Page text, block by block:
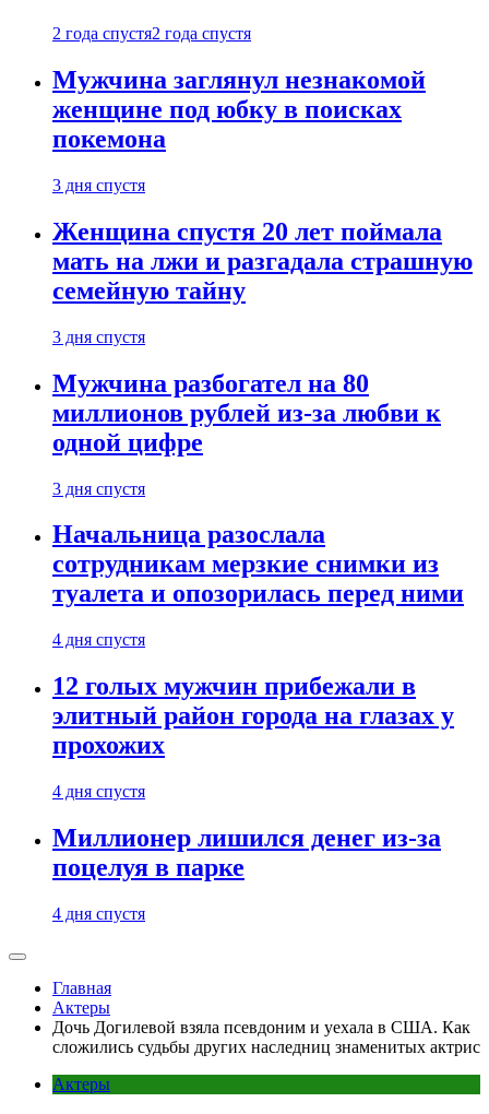
2 года спустя2 года спустя
Мужчина заглянул незнакомой
женщине под юбку в поисках
покемона
3 дня спустя
Женщина спустя 20 лет поймала
мать на лжи и разгадала страшную
семейную тайну
3 дня спустя
Мужчина разбогател на 80
миллионов рублей из-за любви к
одной цифре
3 дня спустя
Начальница разослала
сотрудникам мерзкие снимки из
туалета и опозорилась перед ними
4 дня спустя
12 голых мужчин прибежали в
элитный район города на глазах у
прохожих
4 дня спустя
Миллионер лишился денег из-за
поцелуя в парке
4 дня спустя
Главная
Актеры
Дочь Догилевой взяла псевдоним и уехала в США. Как
сложились судьбы других наследниц знаменитых актрис
Актеры